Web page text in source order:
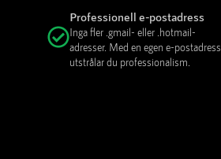
Professionell e-postadress
Inga fler .gmail- eller .hotmail-
adresser. Med en egen e-postadress
utstrålar du professionalism.